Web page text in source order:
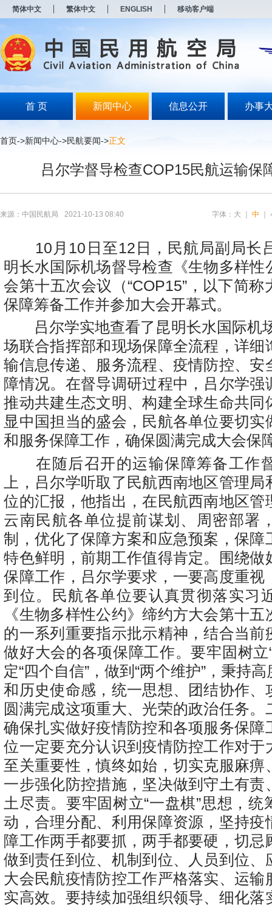
简体中文 繁体中文 ENGLISH 移动客户端
首 页 新闻中心 信息公开 办事
首页->新闻中心->民航要闻->正文
吕尔学督导检查COP15民航运输保
来源：中国民航局 2021-10-13 08:40 字体： 大 中
10 月 10 日至12 日，民航局副局长
明长水国际机场督导检查《生物多样性
会第十五次会议（“COP15” ，以下简
保障筹备工作并参加大会开幕式。
吕尔学实地查看了昆明长水国际机
场联合指挥部和现场保障全流程，详细
输信息传递、服务流程、疫情防控、安
障情况。在督导调研过程中，吕尔学强
推动共建生态文明、构建全球生命共同
显中国担当的盛会，民航各单位要切实
和服务保障工作，确保圆满完成大会保
在随后召开的运输保障筹备工作
上，吕尔学听取了民航西南地区管理
位的汇报，他指出，在民航西南地区管
云南民航各单位提前谋划、周密部署
制，优化了保障方案和应急预案，保障
特色鲜明，前期工作值得肯定。围绕做
保障工作，吕尔学要求，一要高度重视
到位。民航各单位要认真贯彻落实习
《生物多样性公约》缔约方大会第十
的一系列重要指示批示精神，结合当前
做好大会的各项保障工作。要牢固树立
定“四个自信” ，做到 “两个维护”，秉持高
和历史使命感，统一思想、团结协作、
圆满完成这项重大、光荣的政治任务。
确保扎实做好疫情防控和各项服务保障
位一定要充分认识到疫情防控工作对于
至关重要性，慎终如始，切实克服麻痹
一步强化防控措施，坚决做到守土有责
土尽责。要牢固树立“一盘棋”思想，统
动，合理分配、利用保障资源，坚持疫
障工作两手都要抓，两手都要硬，切忌
做到责任到位、机制到位、人员到位、
大会民航疫情防控工作严格落实、运输
实高效。要持续加强组织领导、细化落
打
开
无
障
说
按
Alt
开